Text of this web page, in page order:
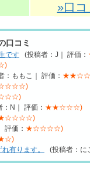
»口
口コミ
です (投稿者：J｜ 評価：
：ももこ｜ 評価：
N｜ 評価： ★★☆☆☆)
評価： ★☆☆☆☆)
有ります。 (投稿者：に